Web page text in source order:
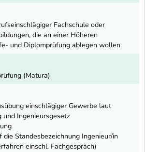
Fachschule oder
die an einer Höheren
und Diplomprüfung ablegen wollen.
(Matura)
einschlägiger Gewerbe laut
und Ingenieursgesetz
Standesbezeichnung Ingenieur/in
einschl. Fachgespräch)